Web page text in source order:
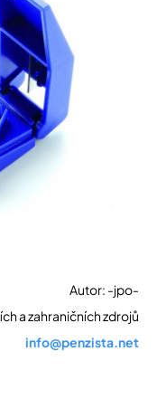
Autor: -jpo-
a zahraničních zdrojů
info@penzista.net